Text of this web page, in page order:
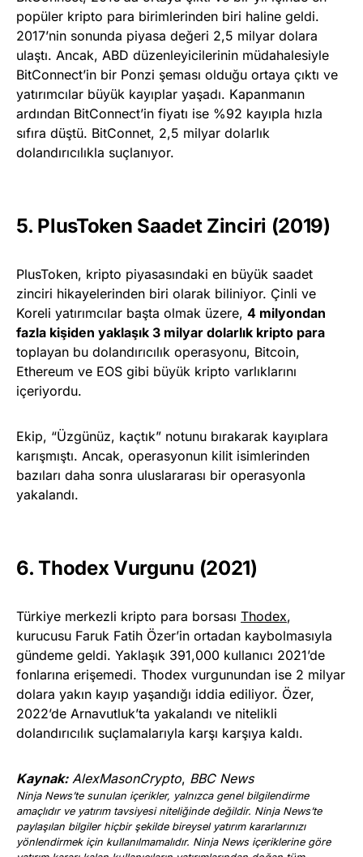
popüler kripto para birimlerinden biri haline geldi.
2017’nin sonunda piyasa değeri 2,5 milyar dolara
ulaştı. Ancak, ABD düzenleyicilerinin müdahalesiyle
BitConnect’in bir Ponzi şeması olduğu ortaya çıktı ve
yatırımcılar büyük kayıplar yaşadı. Kapanmanın
ardından BitConnect’in fiyatı ise %92 kayıpla hızla
sıfıra düştü. BitConnet, 2,5 milyar dolarlık
dolandırıcılıkla suçlanıyor.
5. PlusToken Saadet Zinciri (2019)
PlusToken, kripto piyasasındaki en büyük saadet
zinciri hikayelerinden biri olarak biliniyor. Çinli ve
Koreli yatırımcılar başta olmak üzere, 4 milyondan
fazla kişiden yaklaşık 3 milyar dolarlık kripto para
toplayan bu dolandırıcılık operasyonu, Bitcoin,
Ethereum ve EOS gibi büyük kripto varlıklarını
içeriyordu.
Ekip, “Üzgünüz, kaçtık” notunu bırakarak kayıplara
karışmıştı. Ancak, operasyonun kilit isimlerinden
bazıları daha sonra uluslararası bir operasyonla
yakalandı.
6. Thodex Vurgunu (2021)
Türkiye merkezli kripto para borsası Thodex,
kurucusu Faruk Fatih Özer’in ortadan kaybolmasıyla
gündeme geldi. Yaklaşık 391,000 kullanıcı 2021’de
fonlarına erişemedi. Thodex vurgunundan ise 2 milyar
dolara yakın kayıp yaşandığı iddia ediliyor. Özer,
2022’de Arnavutluk’ta yakalandı ve nitelikli
dolandırıcılık suçlamalarıyla karşı karşıya kaldı.
Kaynak: AlexMasonCrypto, BBC News
Ninja News’te sunulan içerikler, yalnızca genel bilgilendirme
amaçlıdır ve yatırım tavsiyesi niteliğinde değildir. Ninja News’te
paylaşılan bilgiler hiçbir şekilde bireysel yatırım kararlarınızı
yönlendirmek için kullanılmamalıdır. Ninja News içeriklerine göre